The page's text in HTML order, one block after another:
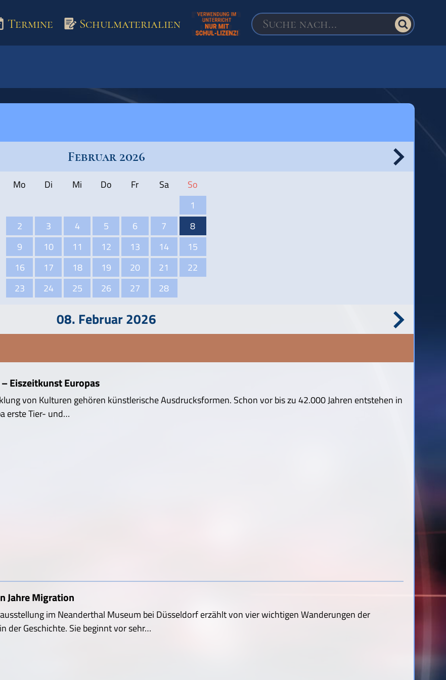
Termine Schulmaterialien
Februar 2026
Mo Di Mi Do Fr Sa
So
1
2
3 4 5 6 7
8
9
10 11 12 13 14
15
16
17 18 19 20 21
22
23
24 25 26 27 28
08. Februar 2026
Eiszeitkunst Europas
von Kulturen gehören künstlerische Ausdrucksformen. Schon vor bis zu 42.000 Jahren entstehen in
erste Tier- und…
Jahre Migration
im Neanderthal Museum bei Düsseldorf erzählt von vier wichtigen Wanderungen der
der Geschichte. Sie beginnt vor sehr…